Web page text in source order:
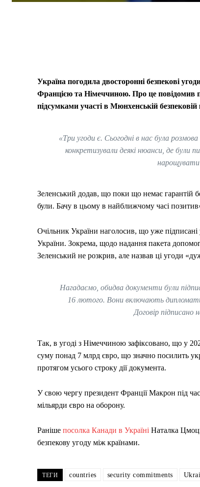
Україна погодила двосторонні безпекові
Францією та Німеччиною. Про це повідомив
підсумками участі в Мюнхенській
«Три угоди є. Сьогодні в нас була
конкретизували деякі нюанси, де були
нарощувати
Зеленський додав, що поки що немає
були. Бачу в цьому в найближчому часі
Очільник України наголосив, що уже
України. Зокрема, щодо надання пакета
Зеленський не розкрив, але назвав ці угоди
Нагадаємо, обидва документи були
16 лютого. Вони включають
Договір
Так, в угоді з Німеччиною зафіксовано, що у
суму понад 7 млрд євро, що значно посилить
протягом усього строку дії документа.
У свою чергу президент Франції Макрон під
мільярди євро на оборону.
Раніше посолка Канади в Україні Наталка
безпекову угоду між країнами.
ТЕГИ countries security commitments